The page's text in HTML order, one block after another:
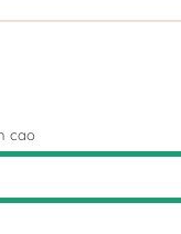
cao